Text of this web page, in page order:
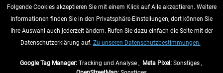
VERTRAG WIDERRUFEN
INFORMATIONEN
Folgende Cookies akzeptieren Sie mit einem Klick auf Alle akzeptieren. Weitere
Informationen finden Sie in den Privatsphäre-Einstellungen, dort können Sie
Ihre Auswahl auch jederzeit ändern. Rufen Sie dazu einfach die Seite mit der
Datenschutzerklärung auf. Zu unseren Datenschutzbestimmungen.
Google Tag Manager:Tracking und Analyse , Meta Pixel:Sonstiges ,